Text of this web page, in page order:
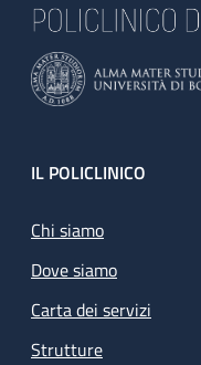
Footer
IL POLICLINICO
Chi siamo
Dove siamo
Carta dei servizi
Strutture